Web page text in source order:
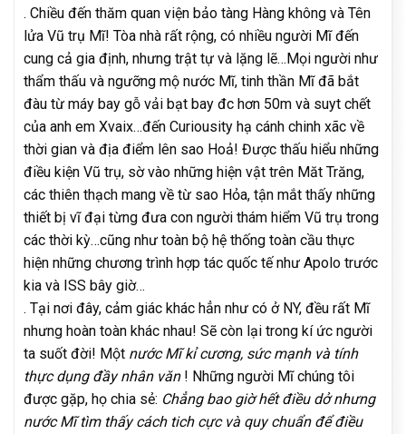
. Chiều đến thăm quan viện bảo tàng Hàng không và Tên
lửa Vũ trụ Mĩ! Tòa nhà rất rộng, có nhiều người Mĩ đến
cung cả gia định, nhưng trật tự và lặng lẽ…Mọi người như
thẩm thấu và ngưỡng mộ nước Mĩ, tinh thần Mĩ đã bắt
đàu từ máy bay gỗ vải bạt bay đc hơn 50m và suyt chết
của anh em Xvaix…đến Curiousity hạ cánh chinh xãc về
thời gian và địa điểm lên sao Hoả! Được thấu hiểu những
điều kiện Vũ trụ, sờ vào những hiện vật trên Măt Trăng,
các thiên thạch mang về từ sao Hỏa, tận mắt thấy những
thiết bị vĩ đại từng đưa con người thám hiểm Vũ trụ trong
các thời kỳ…cũng như toàn bộ hệ thống toàn cầu thực
hiện những chương trình hợp tác quốc tế như Apolo trước
kia và ISS bây giờ…
. Tại nơi đây, cảm giác khác hẳn như có ở NY, đều rất Mĩ
nhưng hoàn toàn khác nhau! Sẽ còn lại trong kí ức người
ta suốt đời! Một nước Mĩ kỉ cương, sức mạnh và tính
thực dụng đầy nhân văn ! Những người Mĩ chúng tôi
được gặp, họ chia sẻ: Chẳng bao giờ hết điều dở nhưng
nước Mĩ tìm thấy cách tich cực và quy chuẩn để điều